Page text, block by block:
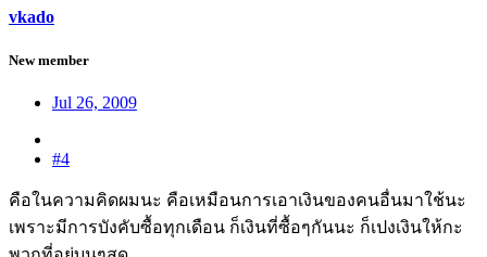
vkado
New member
Jul 26, 2009
#4
คือในความคิดผมนะ คือเหมือนการเอาเงินของคนอื่นมาใช้นะ
เพราะมีการบังคับซื้อทุกเดือน ก็เงินที่ซื้อๆกันนะ ก็เปงเงินให้กะ